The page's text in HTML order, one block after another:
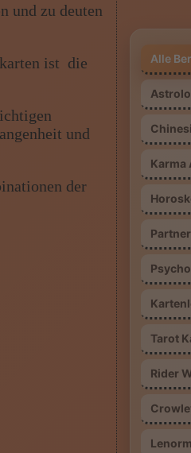
und zu deuten
ist die
und
der
Alle
Karma
Tarot
Rider